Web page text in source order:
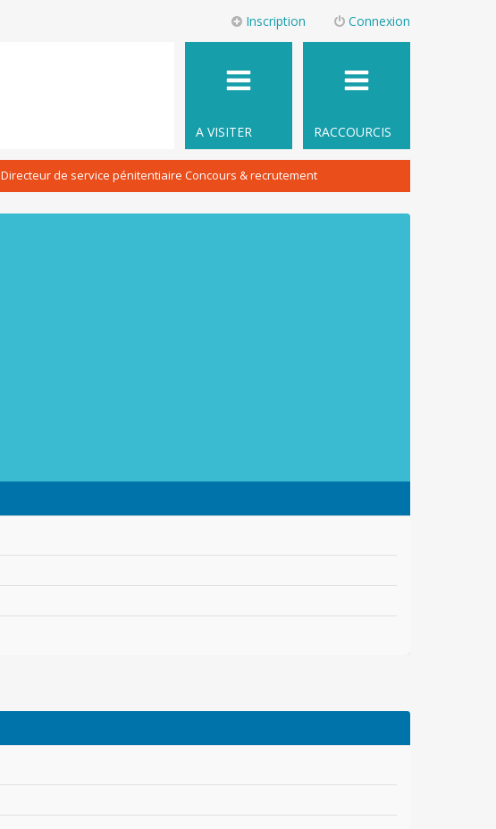
Connexion
Inscription
RACCOURCIS
A VISITER
Directeur de service pénitentiaire Concours & recrutement